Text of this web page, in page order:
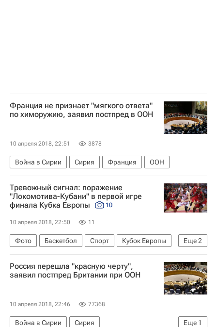
Франция не признает "мягкого ответа"
по химоружию, заявил постпред в ООН
10 апреля 2018, 22:51 3878
Война в Сирии Сирия Франция ООН
Тревожный сигнал: поражение
"Локомотива-Кубани" в первой игре
финала Кубка Европы
10
10 апреля 2018, 22:50 11
Еще2
Фото Баскетбол Спорт
Кубок Европы
Дарюшшафака
ПБК Локомотив-Кубань
Россия перешла "красную черту",
заявил постпред Британии при ООН
10 апреля 2018, 22:46 77368
Еще 1
Война в Сирии
Сирия